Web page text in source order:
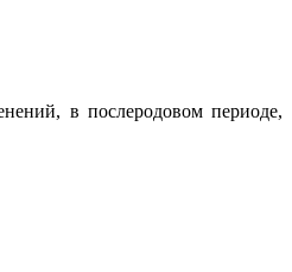
в послеродовом периоде,